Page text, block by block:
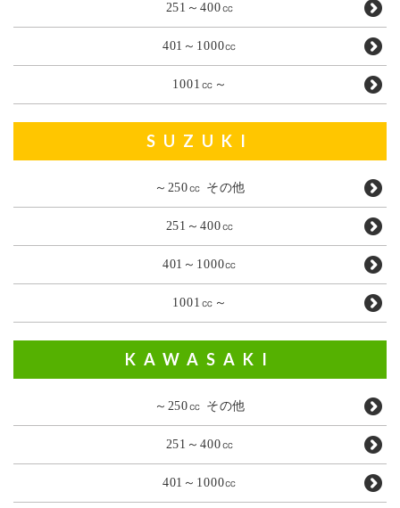
251～400㏄
401～1000㏄
1001㏄～
SUZUKI
～250㏄ その他
251～400㏄
401～1000㏄
1001㏄～
KAWASAKI
～250㏄ その他
251～400㏄
401～1000㏄